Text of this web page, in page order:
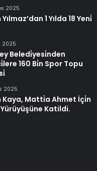
2025
1 Yılda 18 Yeni̇
2025
Beledi̇yesi̇nden
160 Bi̇n Spor Topu
2025
Kaya, Matti̇a Ahmet İçi̇n
Katildi.